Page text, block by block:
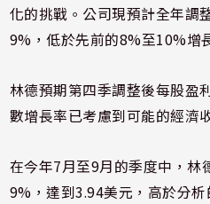
化的挑戰。公司現預計全年調
9%，低於先前的8%至10%增
林德預期第四季調整後每股盈
數增長率已考慮到可能的經濟
在今年7月至9月的季度中，林
9%，達到3.94美元，高於分